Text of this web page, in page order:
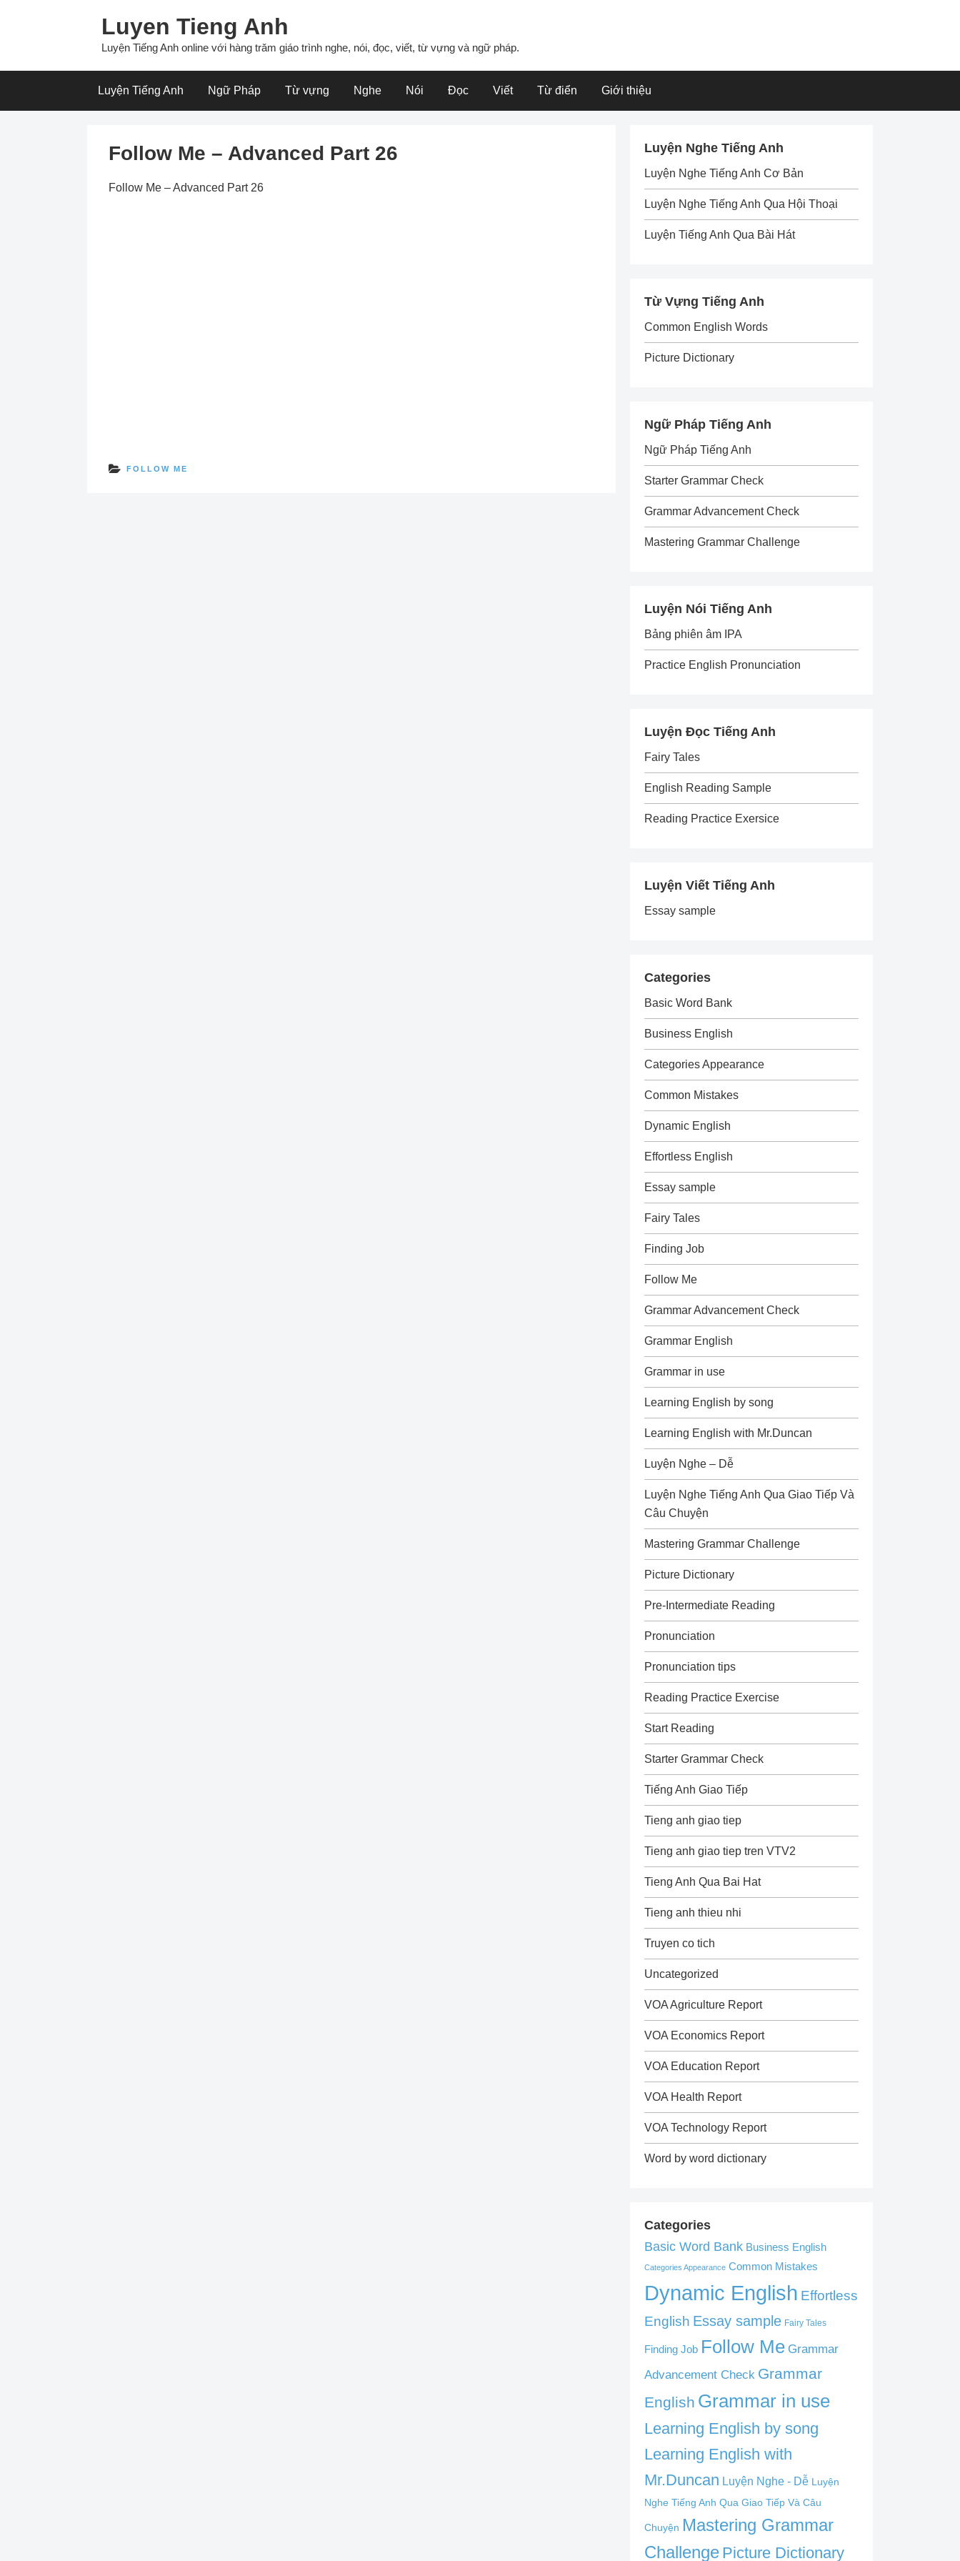
Luyen Tieng Anh
Luyện Tiếng Anh online với hàng trăm giáo trình nghe, nói, đọc, viết, từ vựng và ngữ pháp.
Luyện Tiếng Anh Ngữ Pháp Từ vựng Nghe Nói Đọc Viết Từ điển Giới thiệu
Follow Me – Advanced Part 26
Follow Me – Advanced Part 26
FOLLOW ME
Luyện Nghe Tiếng Anh
Luyện Nghe Tiếng Anh Cơ Bản
Luyện Nghe Tiếng Anh Qua Hội Thoại
Luyện Tiếng Anh Qua Bài Hát
Từ Vựng Tiếng Anh
Common English Words
Picture Dictionary
Ngữ Pháp Tiếng Anh
Ngữ Pháp Tiếng Anh
Starter Grammar Check
Grammar Advancement Check
Mastering Grammar Challenge
Luyện Nói Tiếng Anh
Bảng phiên âm IPA
Practice English Pronunciation
Luyện Đọc Tiếng Anh
Fairy Tales
English Reading Sample
Reading Practice Exersice
Luyện Viết Tiếng Anh
Essay sample
Categories
Basic Word Bank
Business English
Categories Appearance
Common Mistakes
Dynamic English
Effortless English
Essay sample
Fairy Tales
Finding Job
Follow Me
Grammar Advancement Check
Grammar English
Grammar in use
Learning English by song
Learning English with Mr.Duncan
Luyện Nghe – Dễ
Luyện Nghe Tiếng Anh Qua Giao Tiếp Và
Câu Chuyện
Mastering Grammar Challenge
Picture Dictionary
Pre-Intermediate Reading
Pronunciation
Pronunciation tips
Reading Practice Exercise
Start Reading
Starter Grammar Check
Tiếng Anh Giao Tiếp
Tieng anh giao tiep
Tieng anh giao tiep tren VTV2
Tieng Anh Qua Bai Hat
Tieng anh thieu nhi
Truyen co tich
Uncategorized
VOA Agriculture Report
VOA Economics Report
VOA Education Report
VOA Health Report
VOA Technology Report
Word by word dictionary
Categories
Basic Word Bank Business English
Categories Appearance Common Mistakes
Dynamic English Effortless
English Essay sample Fairy Tales
Finding Job Follow Me Grammar
Advancement Check Grammar
English Grammar in use
Learning English by song
Learning English with
Mr.Duncan Luyện Nghe - Dễ Luyện
Nghe Tiếng Anh Qua Giao Tiếp Và Câu
Chuyện Mastering Grammar
Challenge Picture Dictionary